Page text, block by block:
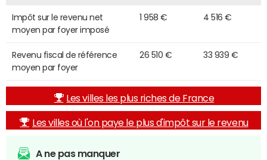
Impôt sur le revenu net
moyen par foyer imposé
1 958 € 4 516 €
Revenu fiscal de référence
moyen par foyer
26 510 € 33 939 €
Les villes les plus riches de France
Les villes où l'on paye le plus d'impôt sur le revenu
A ne pas manquer